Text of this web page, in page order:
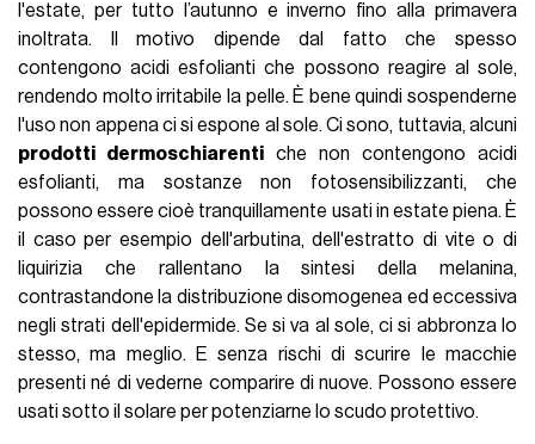
l'estate, per tutto l’autunno e inverno fino alla primavera
inoltrata. Il motivo dipende dal fatto che spesso
contengono acidi esfolianti che possono reagire al sole,
rendendo molto irritabile la pelle. È bene quindi sospenderne
l'uso non appena ci si espone al sole. Ci sono, tuttavia, alcuni
prodotti dermoschiarenti che non contengono acidi
esfolianti, ma sostanze non fotosensibilizzanti, che
possono essere cioè tranquillamente usati in estate piena. È
il caso per esempio dell'arbutina, dell'estratto di vite o di
liquirizia che rallentano la sintesi della melanina,
contrastandone la distribuzione disomogenea ed eccessiva
negli strati dell'epidermide. Se si va al sole, ci si abbronza lo
stesso, ma meglio. E senza rischi di scurire le macchie
presenti né di vederne comparire di nuove. Possono essere
usati sotto il solare per potenziarne lo scudo protettivo.